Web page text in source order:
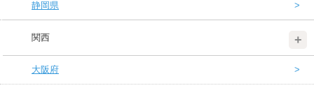
静岡県
関西
大阪府